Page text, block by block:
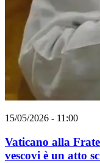
15/05/2026 - 11:00
Vaticano alla
vescovi è un atto